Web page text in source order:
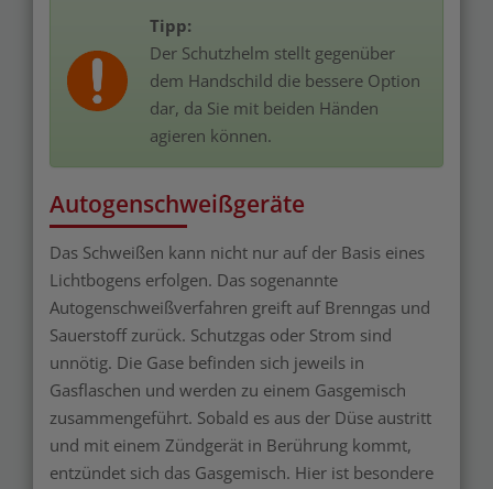
Tipp:
Der Schutzhelm stellt gegenüber
dem Handschild die bessere Option
dar, da Sie mit beiden Händen
agieren können.
Autogenschweißgeräte
Das Schweißen kann nicht nur auf der Basis eines
Lichtbogens erfolgen. Das sogenannte
Autogenschweißverfahren greift auf Brenngas und
Sauerstoff zurück. Schutzgas oder Strom sind
unnötig. Die Gase befinden sich jeweils in
Gasflaschen und werden zu einem Gasgemisch
zusammengeführt. Sobald es aus der Düse austritt
und mit einem Zündgerät in Berührung kommt,
entzündet sich das Gasgemisch. Hier ist besondere